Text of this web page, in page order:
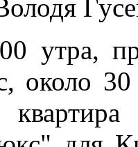
утра,
около